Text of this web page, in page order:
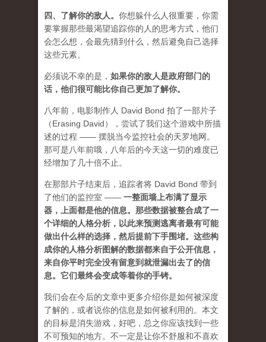
四、 了解你的敌人。 你想躲什么人很重要，你需
要掌握那些最渴望追踪你的人的思考方式，他们
会怎么想，会最先猜到什么，然后避免自己选择
这些元素。
必须说不幸的是， 如果你的敌人是政府部门的
话，他们很可能比你自己更加了解你。
八年前，电影制作人 David Bond 拍了一部片子
（Erasing David），尝试了我们这个游戏中所描
述的过程 —— 摆脱当今监控社会的天罗地网。
那可是八年前哦，八年后的今天这一切的难度已
经增加了几十倍不止。
在那部片子结束后，追踪者将 David Bond 带到
了他们的监控室 —— 一整面墙上布满了显示
器，上面都是他的信息。那些数据被整合成了一
个详细的人格分析，以此来预测逃离者最有可能
做出什么样的选择，然后提前下手围堵。这些构
成你的人格分析图解的数据都来自于公开信息，
来自你平时完全没有留意到就泄漏出去了的信
息。它们最终会变成等着你的手铐。
我们会在今后的文章中更多介绍你是如何被深度
了解的，或者说你的信息是如何被利用的。本文
的目标是消失游戏，好吧，总之你应该找到一些
不可预知的地方。不一定是让你不舒服和不喜欢